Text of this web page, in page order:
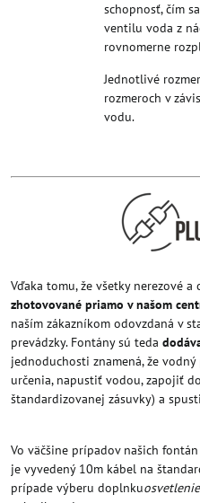
schopnosť, čím
ventilu voda z
rovnomerne
Jednotlivé
rozmeroch v
vodu.
Vďaka tomu, že všetky nerezové a
zhotovované priamo v našom
naším zákazníkom odovzdaná v
prevádzky. Fontány sú teda
jednoduchosti znamená, že
určenia, napustiť vodou, zapojiť
štandardizovanej zásuvky) a
Vo väčšine prípadov našich
je vyvedený 10m kábel na
prípade výberu doplnkuosvetlenie